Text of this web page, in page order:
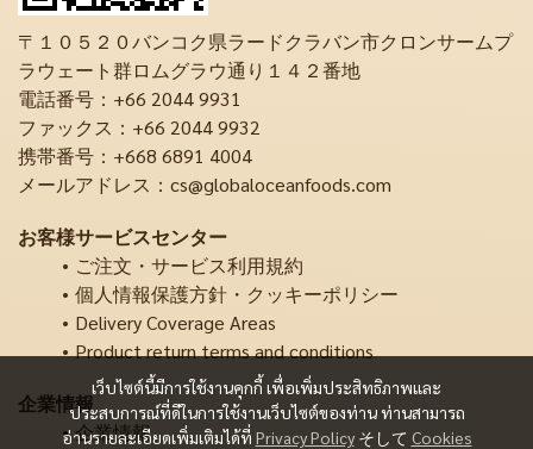
เว็บไซต์นี้มีการใช้งานคุกกี้ เพื่อเพิ่มประสิทธิภาพและ
ประสบการณ์ที่ดีในการใช้งานเว็บไซต์ของท่าน ท่านสามารถ
อ่านรายละเอียดเพิ่มเติมได้ที่ Privacy Policy そして Cookies
〒１０５２０バンコク県ラードクラバン市クロンサームプ
ラウェート群ロムグラウ通り１４２番地
電話番号：+66 2044 9931
ファックス：+66 2044 9932
携帯番号：+668 6891 4004
メールアドレス：cs@globaloceanfoods.com
お客様サービスセンター
ご注文・サービス利用規約
個人情報保護方針・クッキーポリシー
Delivery Coverage Areas
Product return terms and conditions
企業情報
企業情報